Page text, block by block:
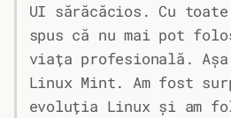
UI sărăcăcios. Cu
spus că nu mai pot
viața profesională.
Linux Mint. Am fost
evoluția Linux și am